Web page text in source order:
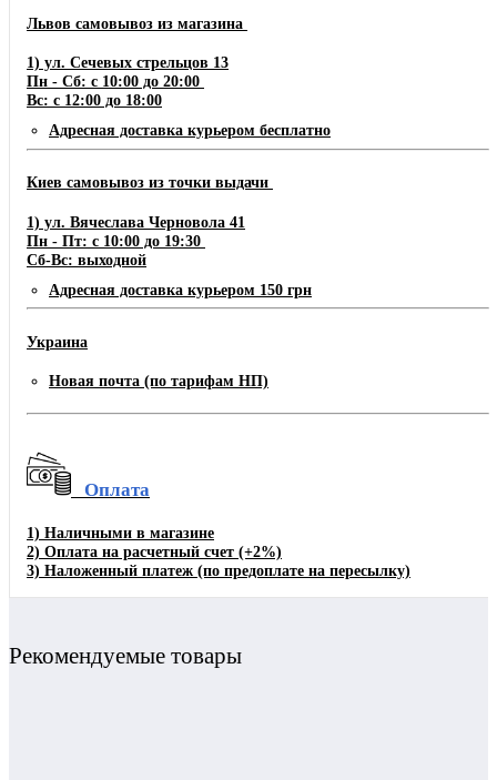
Львов самовывоз из магазина
1) ул. Сечевых стрельцов 13
Пн - Сб: с 10:00 до 20:00
Вс: с 12:00 до 18:00
Адресная доставка курьером бесплатно
Киев самовывоз из точки выдачи
1) ул. Вячеслава Черновола 41
Пн - Пт: с 10:00 до 19:30
Сб-Вс: выходной
Адресная доставка курьером 150 грн
Украина
Новая почта (по тарифам НП)
Оплата
1) Наличными в магазине
2) Оплата на расчетный счет (+2%)
3) Наложенный платеж (по предоплате на пересылку)
Рекомендуемые товары